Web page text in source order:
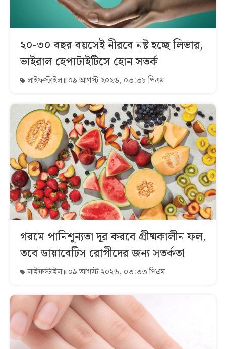
২০-৩০ বছর বয়সেই নীরবে নষ্ট হচ্ছে লিভার,
ভাইরাল হেপাটাইটিসে হোন সতর্ক
লাইফস্টাইল ০৯ আগস্ট ২০২৬, ০৩:৩৮ পিএম
গরমে পানিশূন্যতা দূর করবে গ্রীষ্মকালীন ফল,
তবে ডায়াবেটিস রোগীদের জন্য সতর্কতা
লাইফস্টাইল ০৯ আগস্ট ২০২৬, ০৩:৩৩ পিএম